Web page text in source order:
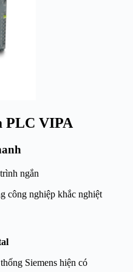
PLC VIPA
ngắn
công nghiệp khắc nghiệt
Siemens hiện có